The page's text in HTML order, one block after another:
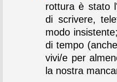
rottura è stato
di scrivere,
modo
di tempo
vivi/e per
la nostra